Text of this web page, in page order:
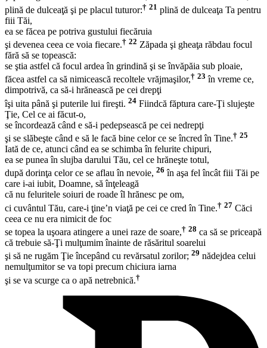
plină de dulceaţă şi pe placul tuturor:† 21 plină de dulceaţa Ta pentru
fiii Tăi,
ea se făcea pe potriva gustului fiecăruia
şi devenea ceea ce voia fiecare.† 22 Zăpada şi gheaţa răbdau focul
fără să se topească:
se ştia astfel că focul ardea în grindină şi se învăpăia sub ploaie,
făcea astfel ca să nimicească recoltele vrăjmaşilor,† 23 în vreme ce,
dimpotrivă, ca să-i hrănească pe cei drepţi
îşi uita până şi puterile lui fireşti. 24 Fiindcă făptura care-Ţi slujeşte
Ţie, Cel ce ai făcut-o,
se încordează când e să-i pedepsească pe cei nedrepţi
şi se slăbeşte când e să le facă bine celor ce se încred în Tine.† 25
Iată de ce, atunci când ea se schimba în felurite chipuri,
ea se punea în slujba darului Tău, cel ce hrăneşte totul,
după dorinţa celor ce se aflau în nevoie, 26 în aşa fel încât fiii Tăi pe
care i-ai iubit, Doamne, să înţeleagă
că nu feluritele soiuri de roade îl hrănesc pe om,
ci cuvântul Tău, care-i ţine’n viaţă pe cei ce cred în Tine.† 27 Căci
ceea ce nu era nimicit de foc
se topea la uşoara atingere a unei raze de soare,† 28 ca să se priceapă
că trebuie să-Ţi mulţumim înainte de răsăritul soarelui
şi să ne rugăm Ţie începând cu revărsatul zorilor; 29 nădejdea celui
nemulţumitor se va topi precum chiciura iarna
şi se va scurge ca o apă netrebnică.†